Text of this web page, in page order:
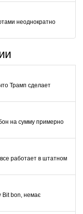
неоднократно
Трамп сделает
на сумму примерно
работает в штатном
Bit bon, немає